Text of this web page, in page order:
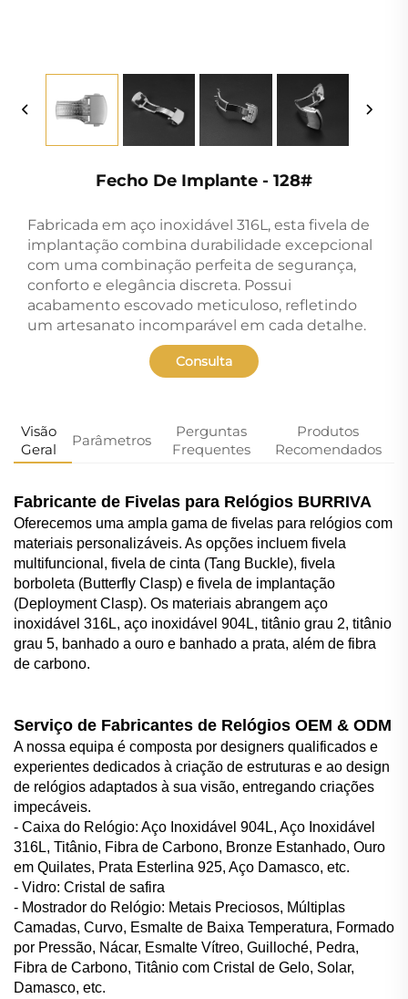
Fecho De Implante - 128#
Fabricada em aço inoxidável 316L, esta fivela de
implantação combina durabilidade excepcional
com uma combinação perfeita de segurança,
conforto e elegância discreta. Possui
acabamento escovado meticuloso, refletindo
um artesanato incomparável em cada detalhe.
Consulta
Visão
Geral
Parâmetros
Perguntas
Frequentes
Produtos
Recomendados
Fabricante de Fivelas para Relógios BURRIVA
Oferecemos uma ampla gama de fivelas para relógios com
materiais personalizáveis. As opções incluem fivela
multifuncional, fivela de cinta (Tang Buckle), fivela
borboleta (Butterfly Clasp) e fivela de implantação
(Deployment Clasp). Os materiais abrangem aço
inoxidável 316L, aço inoxidável 904L, titânio grau 2, titânio
grau 5, banhado a ouro e banhado a prata, além de fibra
de carbono.
Serviço de Fabricantes de Relógios OEM & ODM
A nossa equipa é composta por designers qualificados e
experientes dedicados à criação de estruturas e ao design
de relógios adaptados à sua visão, entregando criações
impecáveis.
- Caixa do Relógio: Aço Inoxidável 904L, Aço Inoxidável
316L, Titânio, Fibra de Carbono, Bronze Estanhado, Ouro
em Quilates, Prata Esterlina 925, Aço Damasco, etc.
- Vidro: Cristal de safira
- Mostrador do Relógio: Metais Preciosos, Múltiplas
Camadas, Curvo, Esmalte de Baixa Temperatura, Formado
por Pressão, Nácar, Esmalte Vítreo, Guilloché, Pedra,
Fibra de Carbono, Titânio com Cristal de Gelo, Solar,
Damasco, etc.